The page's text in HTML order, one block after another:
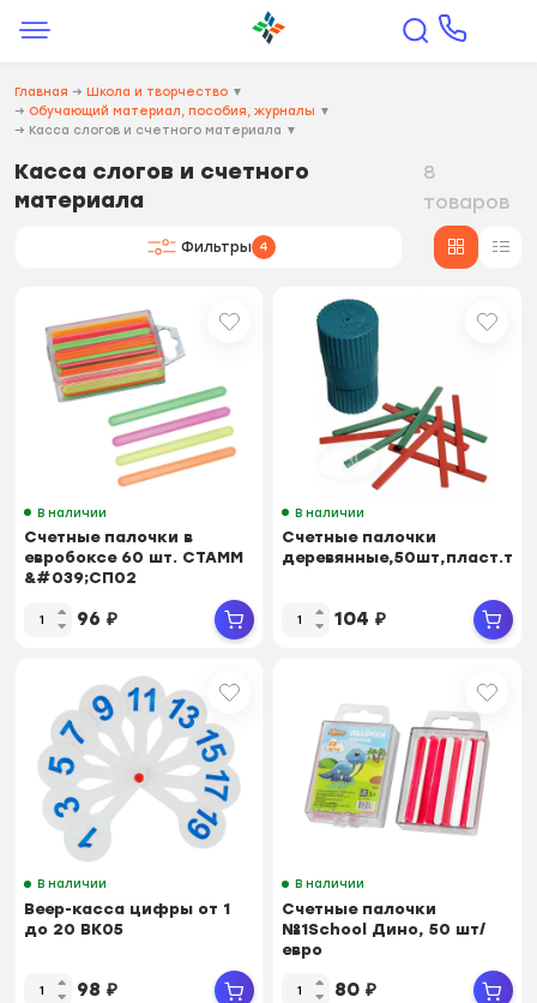
Главная → Школа и творчество ▼
→ Обучающий материал, пособия, журналы ▼
→ Касса слогов и счетного материала ▼
Касса слогов и счетного
материала
8
товаров
Фильтры 4
В наличии
Счетные палочки в
евробоксе 60 шт. СТАММ
&#039;СП02
96 ₽
В наличии
Счетные палочки
104 ₽
В наличии
Веер-касса цифры от 1
до 20 ВК05
98 ₽
В наличии
Счетные палочки
№1School Дино, 50 шт/
евро
80 ₽